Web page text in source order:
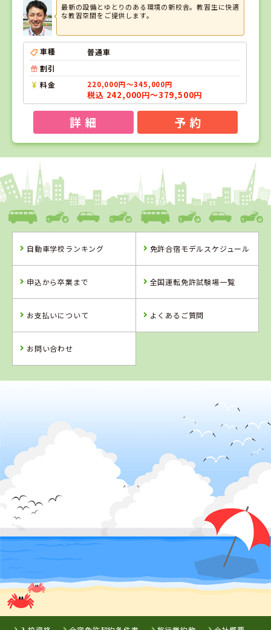
最新の設備とゆとりのある環境の新校舎。教習生に快適
な教習空間をご提供します。
車種
普通車
割引
料金
220,000円～345,000円
税込 242,000円～379,500円
詳 細 予 約
1
宮崎県
フェニックスモータースクール
詳 細 予 約
詳 細 予 約
3位
大宮自動車教習所
ータースクール
予 約
スクール門司
所
サンモータース
クール
詳 細
予 約
詳 細
埼玉県
行田自動車教習
詳 細
予 約
7位 8位 9位
自動車学校ランキング 免許合宿モデルスケジュール
申込から卒業まで 全国運転免許試験場一覧
お支払いについて よくあるご質問
お問い合わせ